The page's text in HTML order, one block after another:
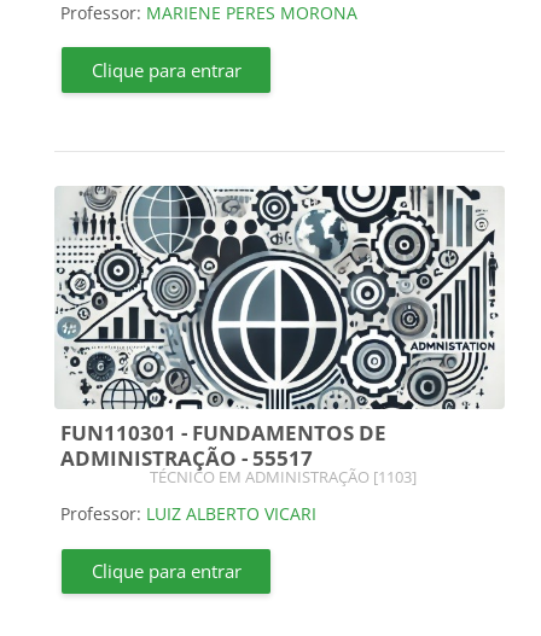
Professor: MARIENE PERES MORONA
Clique para entrar
FUN110301 - FUNDAMENTOS DE
ADMINISTRAÇÃO - 55517
Categoria do curso
TÉCNICO EM ADMINISTRAÇÃO [1103]
Professor: LUIZ ALBERTO VICARI
Clique para entrar